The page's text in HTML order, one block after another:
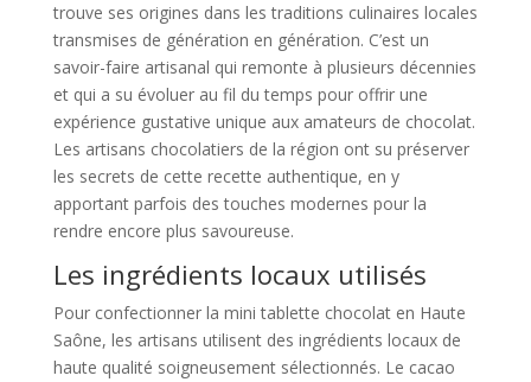
trouve ses origines dans les traditions culinaires locales
transmises de génération en génération. C’est un
savoir-faire artisanal qui remonte à plusieurs décennies
et qui a su évoluer au fil du temps pour offrir une
expérience gustative unique aux amateurs de chocolat.
Les artisans chocolatiers de la région ont su préserver
les secrets de cette recette authentique, en y
apportant parfois des touches modernes pour la
rendre encore plus savoureuse.
Les ingrédients locaux utilisés
Pour confectionner la mini tablette chocolat en Haute
Saône, les artisans utilisent des ingrédients locaux de
haute qualité soigneusement sélectionnés. Le cacao